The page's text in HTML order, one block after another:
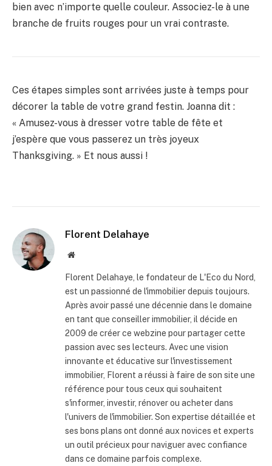
bien avec n’importe quelle couleur. Associez-le à une
branche de fruits rouges pour un vrai contraste.
Ces étapes simples sont arrivées juste à temps pour
décorer la table de votre grand festin. Joanna dit :
« Amusez-vous à dresser votre table de fête et
j’espère que vous passerez un très joyeux
Thanksgiving. » Et nous aussi !
Florent Delahaye
Site
Florent Delahaye, le fondateur de L'Eco du Nord,
est un passionné de l'immobilier depuis toujours.
Après avoir passé une décennie dans le domaine
en tant que conseiller immobilier, il décide en
2009 de créer ce webzine pour partager cette
passion avec ses lecteurs. Avec une vision
innovante et éducative sur l'investissement
immobilier, Florent a réussi à faire de son site une
référence pour tous ceux qui souhaitent
s'informer, investir, rénover ou acheter dans
l'univers de l'immobilier. Son expertise détaillée et
ses bons plans ont donné aux novices et experts
un outil précieux pour naviguer avec confiance
dans ce domaine parfois complexe.